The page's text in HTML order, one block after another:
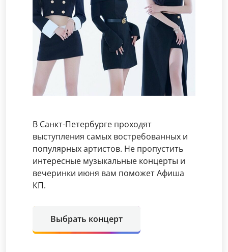
В Санкт-Петербурге проходят
выступления самых востребованных и
популярных артистов. Не пропустить
интересные музыкальные концерты и
вечеринки июня вам поможет Афиша
КП.
Выбрать концерт